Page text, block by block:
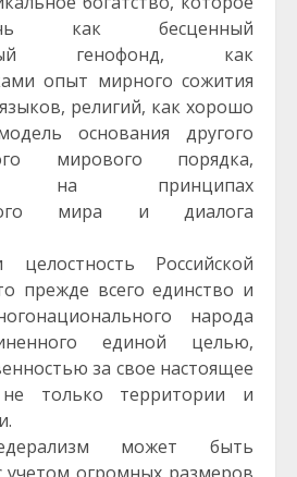
как бесценный
генофонд, как
опыт мирного сожития
религий, как хорошо
основания другого
мирового порядка,
на принципах
мира и диалога
Российской
прежде всего единство и
народа
единой целью,
за свое настоящее
только территории и
может быть